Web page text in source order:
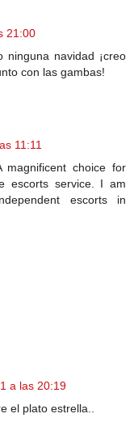
21:00
ninguna navidad ¡creo
con las gambas!
11:11
magnificent choice for
escorts service. I am
escorts in
a las 20:19
el plato estrella..